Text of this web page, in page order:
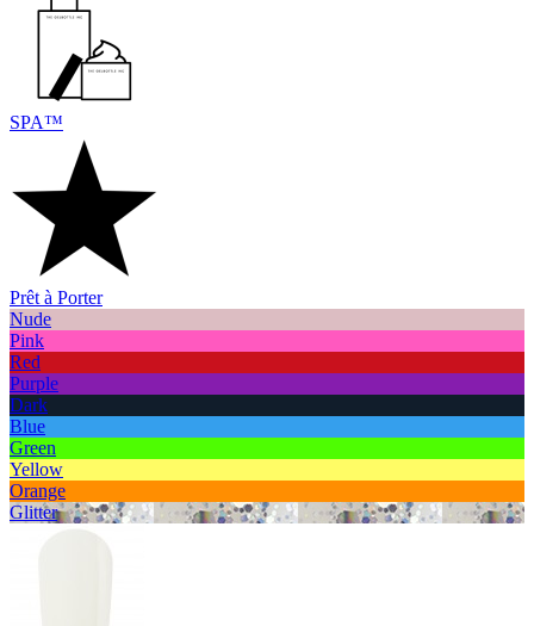
SPA™
Prêt à Porter
Nude
Pink
Red
Purple
Dark
Blue
Green
Yellow
Orange
Glitter